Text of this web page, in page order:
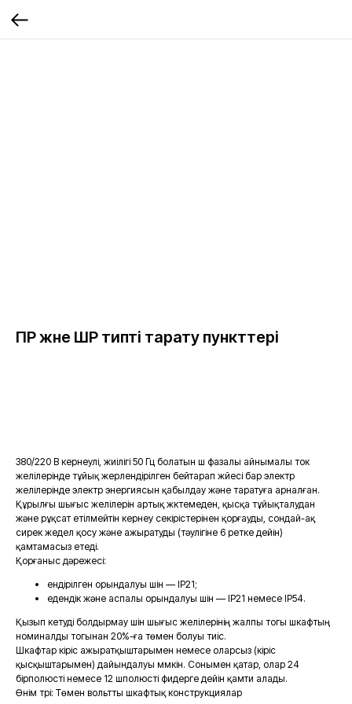
ПР және ШР типті тарату пункттері
380/220 В кернеулі, жиілігі 50 Гц болатын үш фазалы айнымалы ток
желілерінде тұйық жерлендірілген бейтарап жүйесі бар электр
желілерінде электр энергиясын қабылдау және таратуға арналған.
Құрылғы шығыс желілерін артық жүктемеден, қысқа тұйықталудан
және рұқсат етілмейтін кернеу секірістерінен қорғауды, сондай-ақ
сирек жедел қосу және ажыратуды (тәулігіне 6 ретке дейін)
қамтамасыз етеді.
Қорғаныс дәрежесі:
ендірілген орындалуы үшін — IP21;
едендік және аспалы орындалуы үшін — IP21 немесе IP54.
Қызып кетуді болдырмау үшін шығыс желілерінің жалпы тогы шкафтың
номиналды тогынан 20%-ға төмен болуы тиіс.
Шкафтар кіріс ажыратқыштарымен немесе оларсыз (кіріс
қысқыштарымен) дайындалуы мүмкін. Сонымен қатар, олар 24
бірполюсті немесе 12 үшполюсті фидерге дейін қамти алады.
Өнім түрі: Төмен вольтты шкафтық конструкциялар